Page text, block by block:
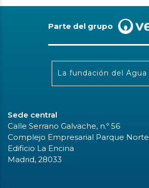
Parte del grupo
La fundación del Agua
Sede central
Calle Serrano Galvache, n.º 56
Complejo Empresarial Parque Norte
Edificio La Encina
Madrid, 28033